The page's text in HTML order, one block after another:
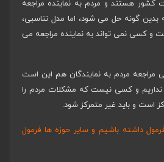
هستند و مردم به نماینده مراجعه
گونه حل می شود، اما مدل تناسبی،
کسی نمی تواند به نماینده مراجعه می
مراجعه مردم به نمایندگان هم این است
و کسی نیست که مشکلات مردم را
و باید غیر متمرکز شود.
داشته باشیم و سایر حوزه ها فرمول